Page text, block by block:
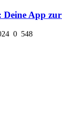
Deine App
0 548